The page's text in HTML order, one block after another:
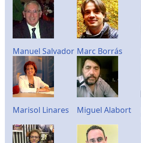
Manuel Salvador Marc Borrás
Marisol Linares Miguel Alabort